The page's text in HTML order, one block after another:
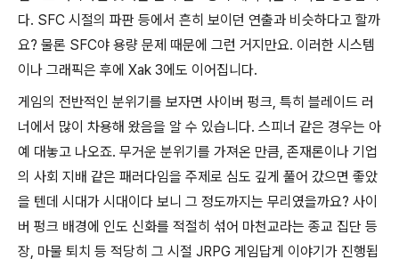
다. SFC 시절의 파판 등에서 흔히 보이던 연출과 비슷하다고 할까
요? 물론 SFC야 용량 문제 때문에 그런 거지만요. 이러한 시스템
이나 그래픽은 후에 Xak 3에도 이어집니다.
게임의 전반적인 분위기를 보자면 사이버 펑크, 특히 블레이드 러
너에서 많이 차용해 왔음을 알 수 있습니다. 스피너 같은 경우는 아
예 대놓고 나오죠. 무거운 분위기를 가져온 만큼, 존재론이나 기업
의 사회 지배 같은 패러다임을 주제로 심도 깊게 풀어 갔으면 좋았
을 텐데 시대가 시대이다 보니 그 정도까지는 무리였을까요? 사이
버 펑크 배경에 인도 신화를 적절히 섞어 마천교라는 종교 집단 등
장, 마물 퇴치 등 적당히 그 시절 JRPG 게임답게 이야기가 진행됩